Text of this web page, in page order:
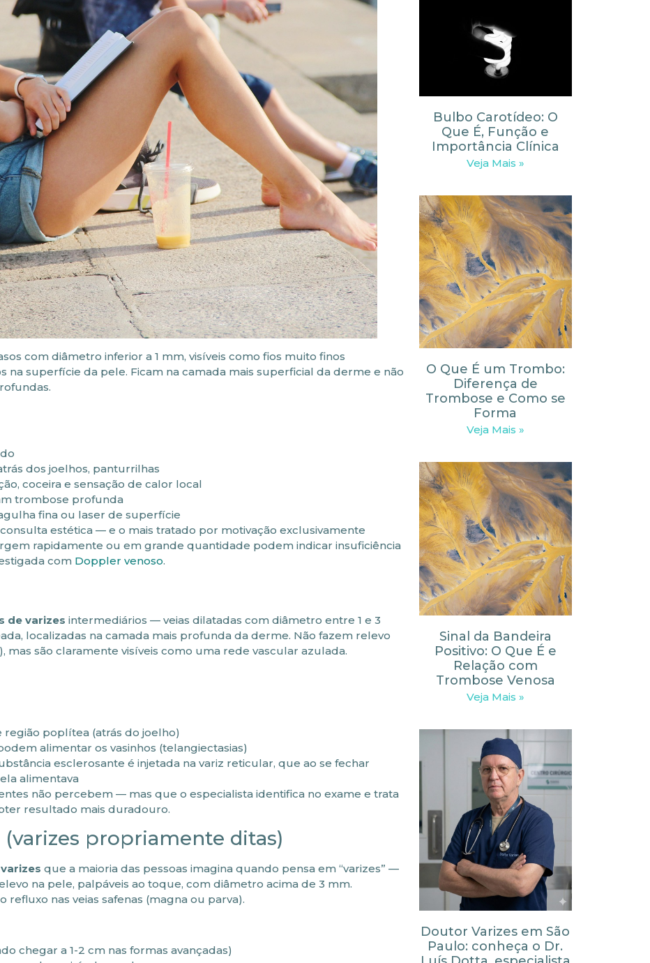
com diâmetro inferior a 1 mm, visíveis como fios muito finos
na superfície da pele. Ficam na camada mais superficial da derme e não
dos joelhos, panturrilhas
coceira e sensação de calor local
trombose profunda
fina ou laser de superfície
estética — e o mais tratado por motivação exclusivamente
rapidamente ou em grande quantidade podem indicar insuficiência
com Doppler venoso.
de varizes intermediários — veias dilatadas com diâmetro entre 1 e 3
localizadas na camada mais profunda da derme. Não fazem relevo
mas são claramente visíveis como uma rede vascular azulada.
região poplítea (atrás do joelho)
alimentar os vasinhos (telangiectasias)
esclerosante é injetada na variz reticular, que ao se fechar
alimentava
não percebem — mas que o especialista identifica no exame e trata
resultado mais duradouro.
propriamente ditas)
que a maioria das pessoas imagina quando pensa em “varizes” —
na pele, palpáveis ao toque, com diâmetro acima de 3 mm.
nas veias safenas (magna ou parva).
chegar a 1-2 cm nas formas avançadas)
Bulbo Carotídeo: O
Que É, Função e
Importância Clínica
Veja Mais »
O Que É um Trombo:
Diferença de
Trombose e Como se
Forma
Veja Mais »
Sinal da Bandeira
Positivo: O Que É e
Relação com
Trombose Venosa
Veja Mais »
Doutor Varizes em São
Paulo: conheça o Dr.